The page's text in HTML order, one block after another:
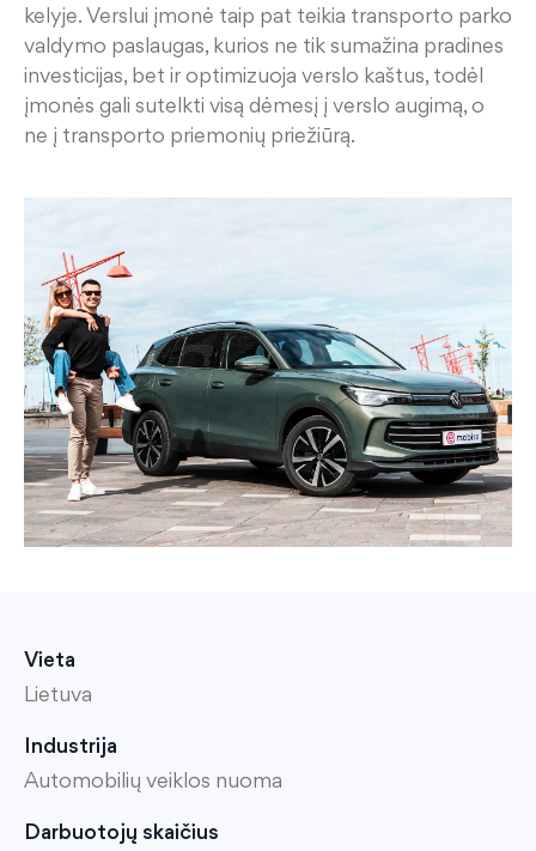
kelyje. Verslui įmonė taip pat teikia transporto parko
valdymo paslaugas, kurios ne tik sumažina pradines
investicijas, bet ir optimizuoja verslo kaštus, todėl
įmonės gali sutelkti visą dėmesį į verslo augimą, o
ne į transporto priemonių priežiūrą.
Vieta
Lietuva
Industrija
Automobilių veiklos nuoma
Darbuotojų skaičius